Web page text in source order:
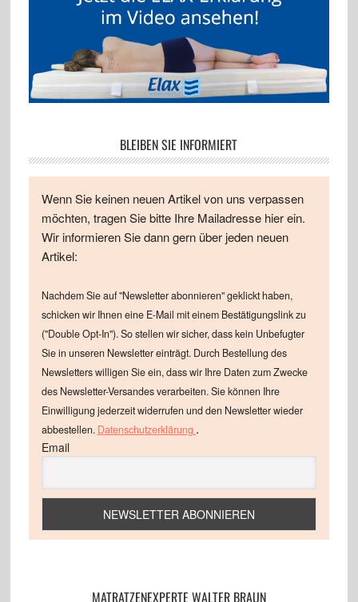
BLEIBEN SIE INFORMIERT
Wenn Sie keinen neuen Artikel von uns verpassen
möchten, tragen Sie bitte Ihre Mailadresse hier ein.
Wir informieren Sie dann gern über jeden neuen
Artikel:
Nachdem Sie auf "Newsletter abonnieren" geklickt haben,
schicken wir Ihnen eine E-Mail mit einem Bestätigungslink zu
("Double Opt-In"). So stellen wir sicher, dass kein Unbefugter
Sie in unseren Newsletter einträgt. Durch Bestellung des
Newsletters willigen Sie ein, dass wir Ihre Daten zum Zwecke
des Newsletter-Versandes verarbeiten. Sie können Ihre
Einwilligung jederzeit widerrufen und den Newsletter wieder
abbestellen. Datenschutzerklärung .
Email
MATRATZENEXPERTE WALTER BRAUN